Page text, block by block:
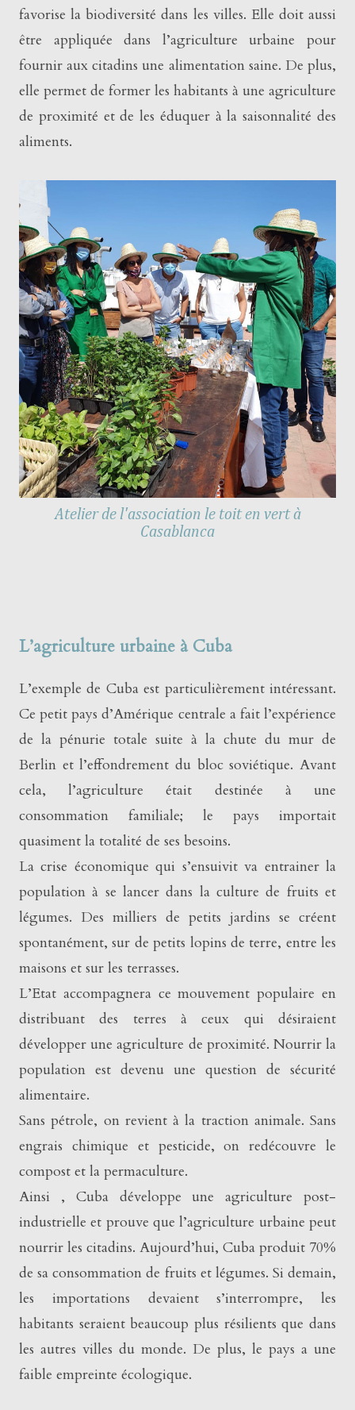
favorise la biodiversité dans les villes. Elle doit aussi
être appliquée dans l’agriculture urbaine pour
fournir aux citadins une alimentation saine. De plus,
elle permet de former les habitants à une agriculture
de proximité et de les éduquer à la saisonnalité des
aliments.
Atelier de l'association le toit en vert à
Casablanca
L’agriculture urbaine à Cuba
L’exemple de Cuba est particulièrement intéressant.
Ce petit pays d’Amérique centrale a fait l’expérience
de la pénurie totale suite à la chute du mur de
Berlin et l’effondrement du bloc soviétique. Avant
cela, l’agriculture était destinée à une
consommation familiale; le pays importait
quasiment la totalité de ses besoins.
La crise économique qui s’ensuivit va entrainer la
population à se lancer dans la culture de fruits et
légumes. Des milliers de petits jardins se créent
spontanément, sur de petits lopins de terre, entre les
maisons et sur les terrasses.
L’Etat accompagnera ce mouvement populaire en
distribuant des terres à ceux qui désiraient
développer une agriculture de proximité. Nourrir la
population est devenu une question de sécurité
alimentaire.
Sans pétrole, on revient à la traction animale. Sans
engrais chimique et pesticide, on redécouvre le
compost et la permaculture.
Ainsi , Cuba développe une agriculture post-
industrielle et prouve que l’agriculture urbaine peut
nourrir les citadins. Aujourd’hui, Cuba produit 70%
de sa consommation de fruits et légumes. Si demain,
les importations devaient s’interrompre, les
habitants seraient beaucoup plus résilients que dans
les autres villes du monde. De plus, le pays a une
faible empreinte écologique.